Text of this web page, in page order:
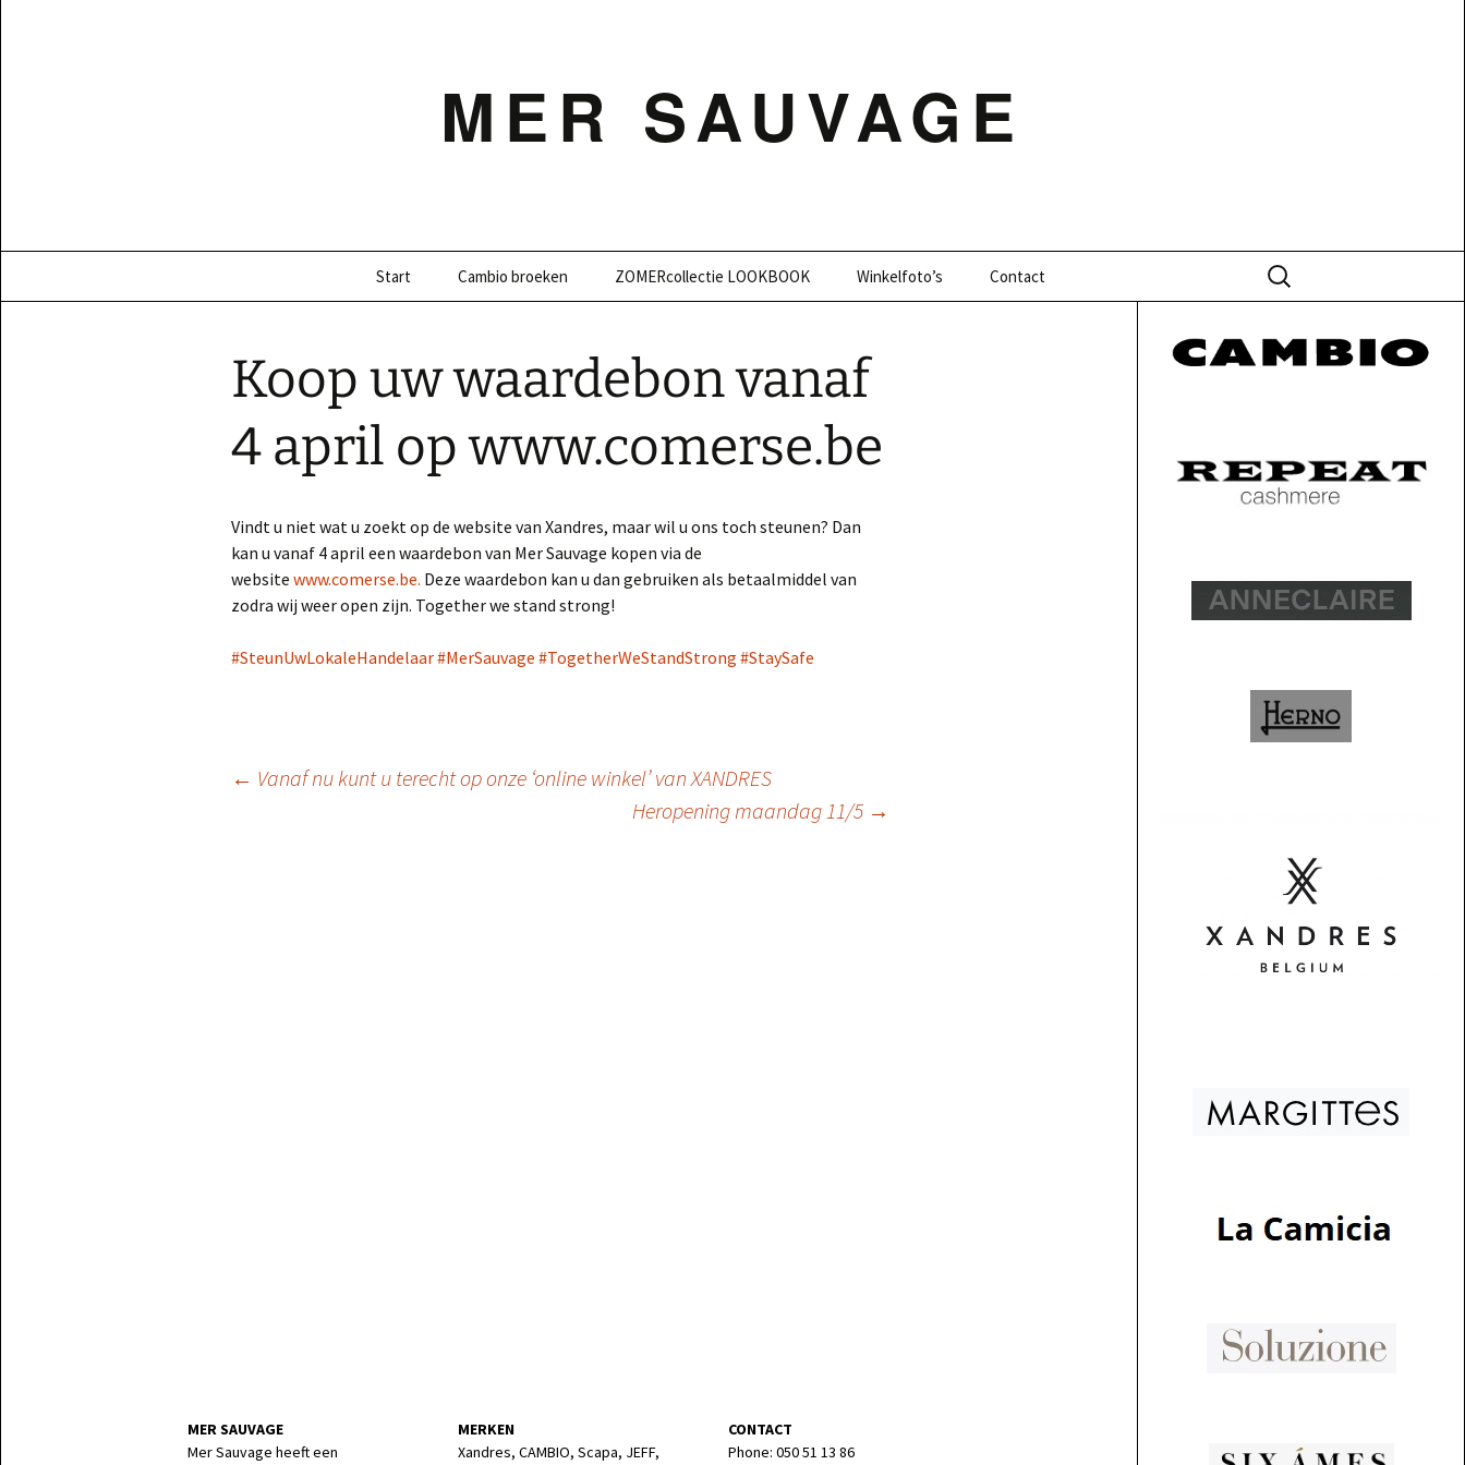
MER SAUVAGE
Start Cambio broeken ZOMERcollectie LOOKBOOK Winkelfoto’s Contact
Zoeken
naar:
Koop uw waardebon vanaf
4 april op www.comerse.be
Vindt u niet wat u zoekt op de website van Xandres, maar wil u ons toch steunen? Dan
kan u vanaf 4 april een waardebon van Mer Sauvage kopen via de
website www.comerse.be. Deze waardebon kan u dan gebruiken als betaalmiddel van
zodra wij weer open zijn. Together we stand strong!
#SteunUwLokaleHandelaar#MerSauvage #TogetherWeStandStrong #StaySafe
Berichtnavigatie
← Vanaf nu kunt u terecht op onze ‘online winkel’ van XANDRES
Heropening maandag 11/5 →
MER SAUVAGE
Mer Sauvage heeft een
MERKEN
Xandres, CAMBIO, Scapa, JEFF,
CONTACT
Phone: 050 51 13 86